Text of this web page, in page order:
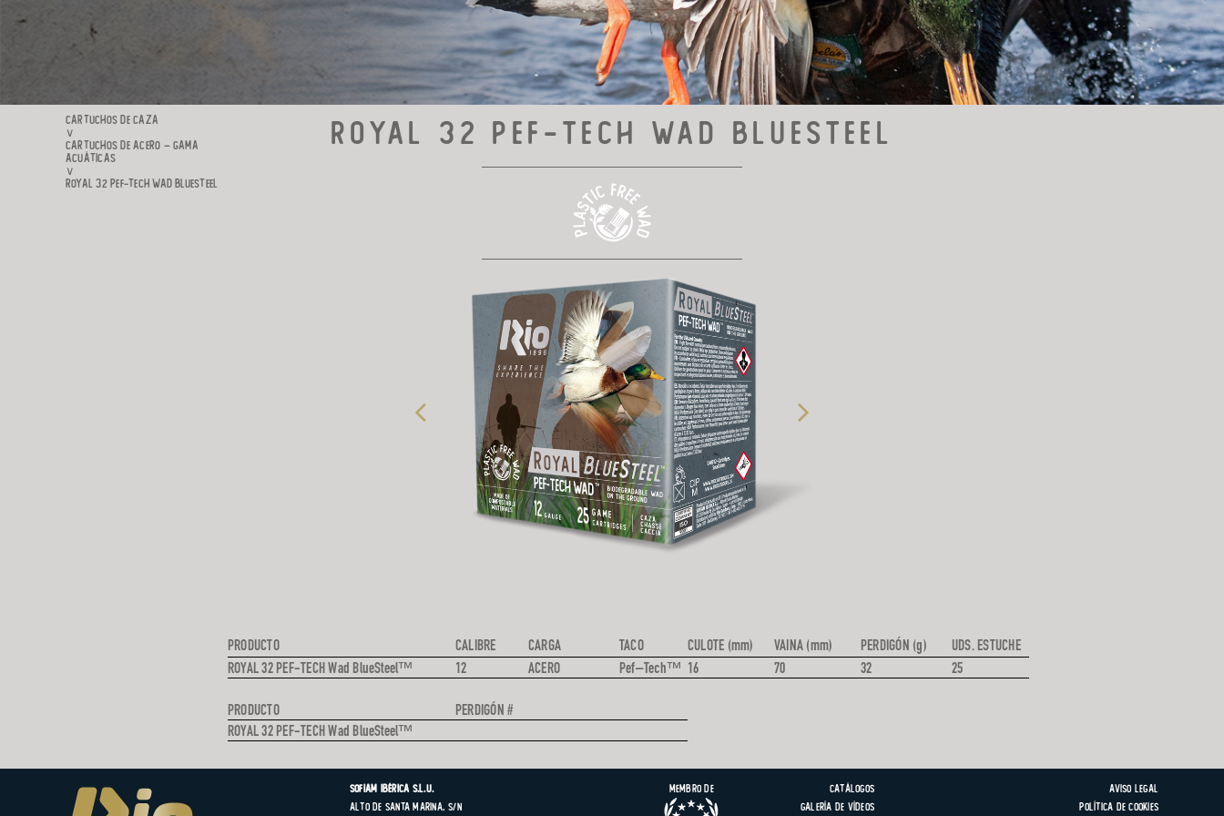
CARTUCHOS DE CAZA
∨
CARTUCHOS DE ACERO – GAMA
ACUÁTICAS
∨
ROYAL 32 PEF-TECH WAD BLUESTEEL
Royal 32 Pef-Tech Wad BlueSteel
PRODUCTO CALIBRE CARGA TACO CULOTE (mm) VAINA (mm) PERDIGÓN (g)
UDS. ESTUCHE
ROYAL 32 PEF-TECH Wad BlueSteel™
12 ACERO Pef–Tech™ 16 70 32 25
PRODUCTO
PERDIGÓN #
ROYAL 32 PEF-TECH Wad BlueSteel™
SOFIAM Ibérica S.L.U.
Alto de Santa Marina, s/n
Membro de
Catálogos
Galería de vídeos
Aviso Legal
Política de Cookies